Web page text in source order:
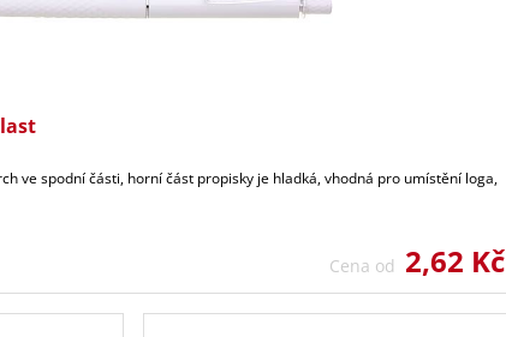
ve spodní části, horní část propisky je hladká, vhodná pro umístění loga,
Cena od 2,62 Kč